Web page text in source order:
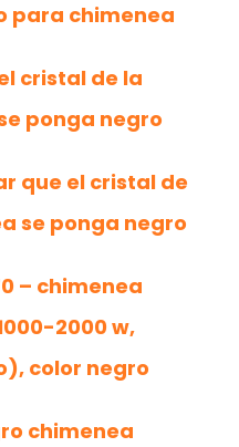
para chimenea
cristal de la
ponga negro
que el cristal de
se ponga negro
– chimenea
2000 w,
color negro
chimenea